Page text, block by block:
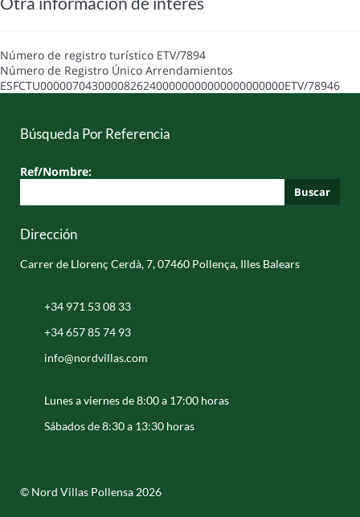
Número de registro turístico ETV/7894
Número de Registro Único Arrendamientos
ESFCTU00000704300008262400000000000000000000ETV/78946
Búsqueda Por Referencia
Ref/Nombre:
Buscar
Dirección
Carrer de Llorenç Cerdà, 7, 07460 Pollença, Illes Balears
+34 971 53 08 33
+34 657 85 74 93
info@nordvillas.com
Lunes a viernes de 8:00 a 17:00 horas
Sábados de 8:30 a 13:30 horas
© Nord Villas Pollensa 2026